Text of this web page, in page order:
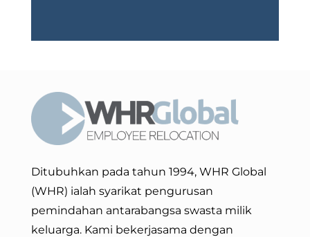
Ditubuhkan pada tahun 1994, WHR Global
(WHR) ialah syarikat pengurusan
pemindahan antarabangsa swasta milik
keluarga. Kami bekerjasama dengan